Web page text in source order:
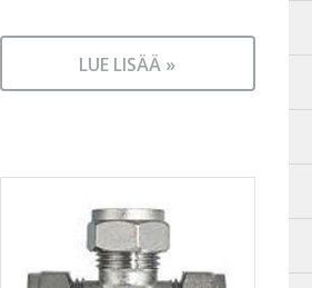
LUE LISÄÄ »